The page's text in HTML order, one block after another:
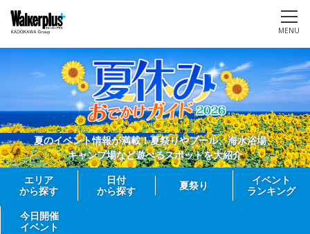
MENU
夏のイベント情報が満載！夏祭りやプール、海水浴場、
キャンプ場など遊べるスポットを大紹介
エリア
から探す
日付
から探す
夏祭り
イベント
ランキング
今日開催
イベント